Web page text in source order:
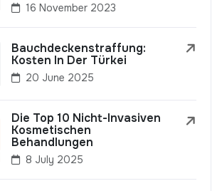
16 November 2023
Bauchdeckenstraffung:
Kosten In Der Türkei
20 June 2025
Die Top 10 Nicht-Invasiven
Kosmetischen
Behandlungen
8 July 2025